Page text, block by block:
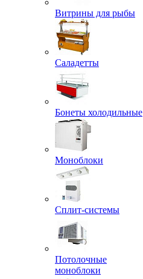
Витрины для рыбы
Саладетты
Бонеты холодильные
Моноблоки
Сплит-системы
Потолочные
моноблоки